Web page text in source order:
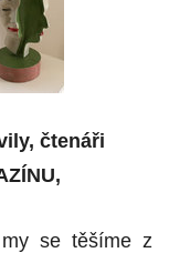
čtenáři
se těšíme z